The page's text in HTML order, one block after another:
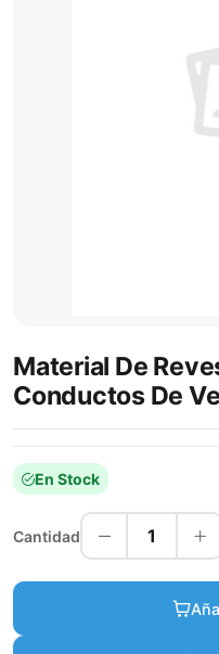
Material De
Conductos De
En Stock
Cantidad 1